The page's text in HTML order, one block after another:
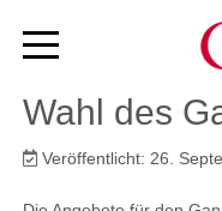
Wahl des
Veröffentlicht: 26.